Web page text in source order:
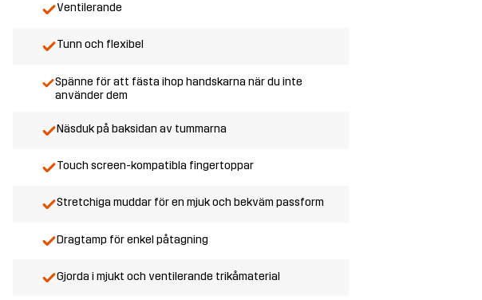
Ventilerande
Tunn och flexibel
Spänne för att fästa ihop handskarna när du inte
använder dem
Näsduk på baksidan av tummarna
Touch screen-kompatibla fingertoppar
Stretchiga muddar för en mjuk och bekväm passform
Dragtamp för enkel påtagning
Gjorda i mjukt och ventilerande trikåmaterial